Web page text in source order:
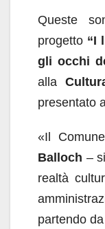
Queste
progetto “I
gli occhi
alla
presentato
«Il
Balloch –
realtà
partendo